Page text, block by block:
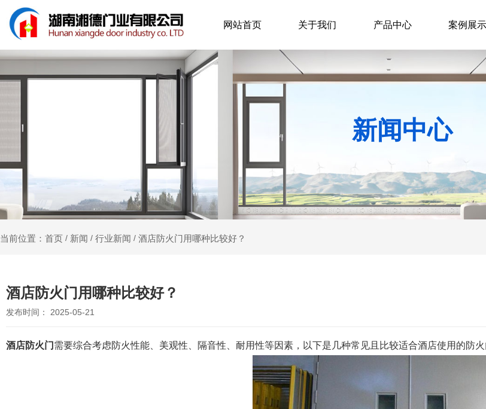
网站首页 关于我们 产品中心 案例展示
新闻中心
当前位置：首页 / 新闻 / 行业新闻 / 酒店防火门用哪种比较好？
酒店防火门用哪种比较好？
发布时间： 2025-05-21
酒店防火门 需要综合考虑防火性能、美观性、隔音性、耐用性等因素，以下是几种常见且比较适合酒店使用的防火